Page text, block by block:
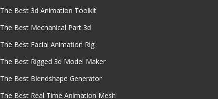
The Best 3d Animation Toolkit
The Best Mechanical Part 3d
The Best Facial Animation Rig
The Best Rigged 3d Model Maker
The Best Blendshape Generator
The Best Real Time Animation Mesh